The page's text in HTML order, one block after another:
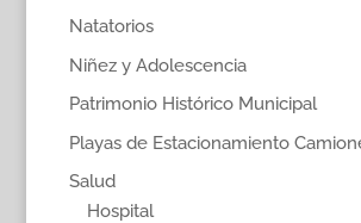
Natatorios
Niñez y Adolescencia
Patrimonio Histórico Municipal
Playas de Estacionamiento
Salud
Hospital